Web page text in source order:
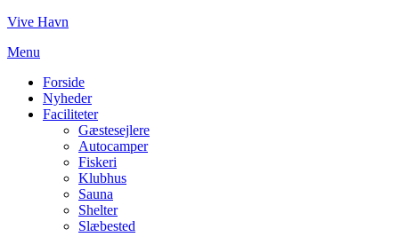
Skip
content
Vive Havn
Menu
Forside
Nyheder
Faciliteter
Gæstesejlere
Autocamper
Fiskeri
Klubhus
Sauna
Shelter
Slæbested